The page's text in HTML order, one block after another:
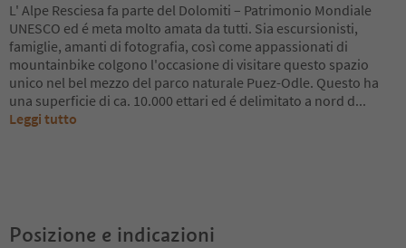
L' Alpe Resciesa fa parte del Dolomiti – Patrimonio Mondiale
UNESCO ed é meta molto amata da tutti. Sia escursionisti,
famiglie, amanti di fotografia, così come appassionati di
mountainbike colgono l'occasione di visitare questo spazio
unico nel bel mezzo del parco naturale Puez-Odle. Questo ha
una superficie di ca. 10.000 ettari ed é delimitato a nord d...
Leggi tutto
Posizione e indicazioni